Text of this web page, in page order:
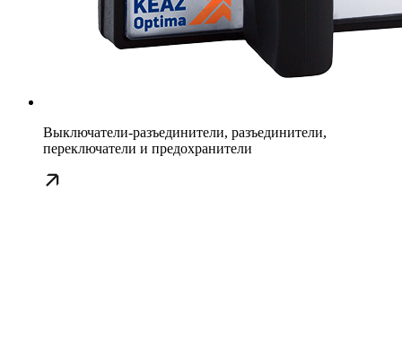
Выключатели-разъединители, разъединители,
переключатели и предохранители